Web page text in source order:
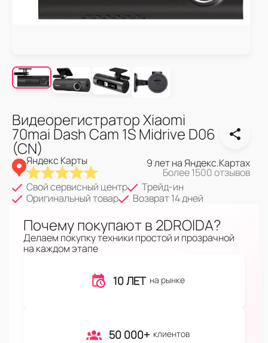
Видеорегистратор Xiaomi
70mai Dash Cam 1S Midrive D06
(CN)
Яндекс Карты 9 лет на Яндекс.Картах
Более 1500 отзывов
Свой сервисный центр
Трейд-ин
Оригинальный товар
Возврат 14 дней
Почему покупают в 2DROIDA?
Делаем покупку техники простой и прозрачной
на каждом этапе
10 ЛЕТ на рынке
50 000+ клиентов